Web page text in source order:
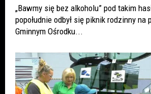
„Bawmy się bez alkoholu” pod takim
popołudnie odbył się piknik rodzinny na
Gminnym Ośrodku...